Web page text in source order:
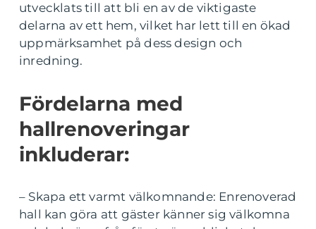
utvecklats till att bli en av de viktigaste
delarna av ett hem, vilket har lett till en ökad
uppmärksamhet på dess design och
inredning.
Fördelarna med
hallrenoveringar
inkluderar:
– Skapa ett varmt välkomnande: Enrenoverad
hall kan göra att gäster känner sig välkomna